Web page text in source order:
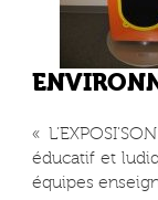
«
éducatif et
équipes